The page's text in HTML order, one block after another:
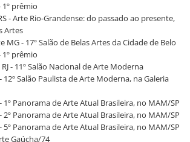
prêmio
- Arte Rio-Grandense: do passado ao presente,
Artes
MG - 17º Salão de Belas Artes da Cidade de Belo
prêmio
- 11º Salão Nacional de Arte Moderna
12º Salão Paulista de Arte Moderna, na Galeria
1º Panorama de Arte Atual Brasileira, no MAM/SP
2º Panorama de Arte Atual Brasileira, no MAM/SP
5º Panorama de Arte Atual Brasileira, no MAM/SP
Gaúcha/74